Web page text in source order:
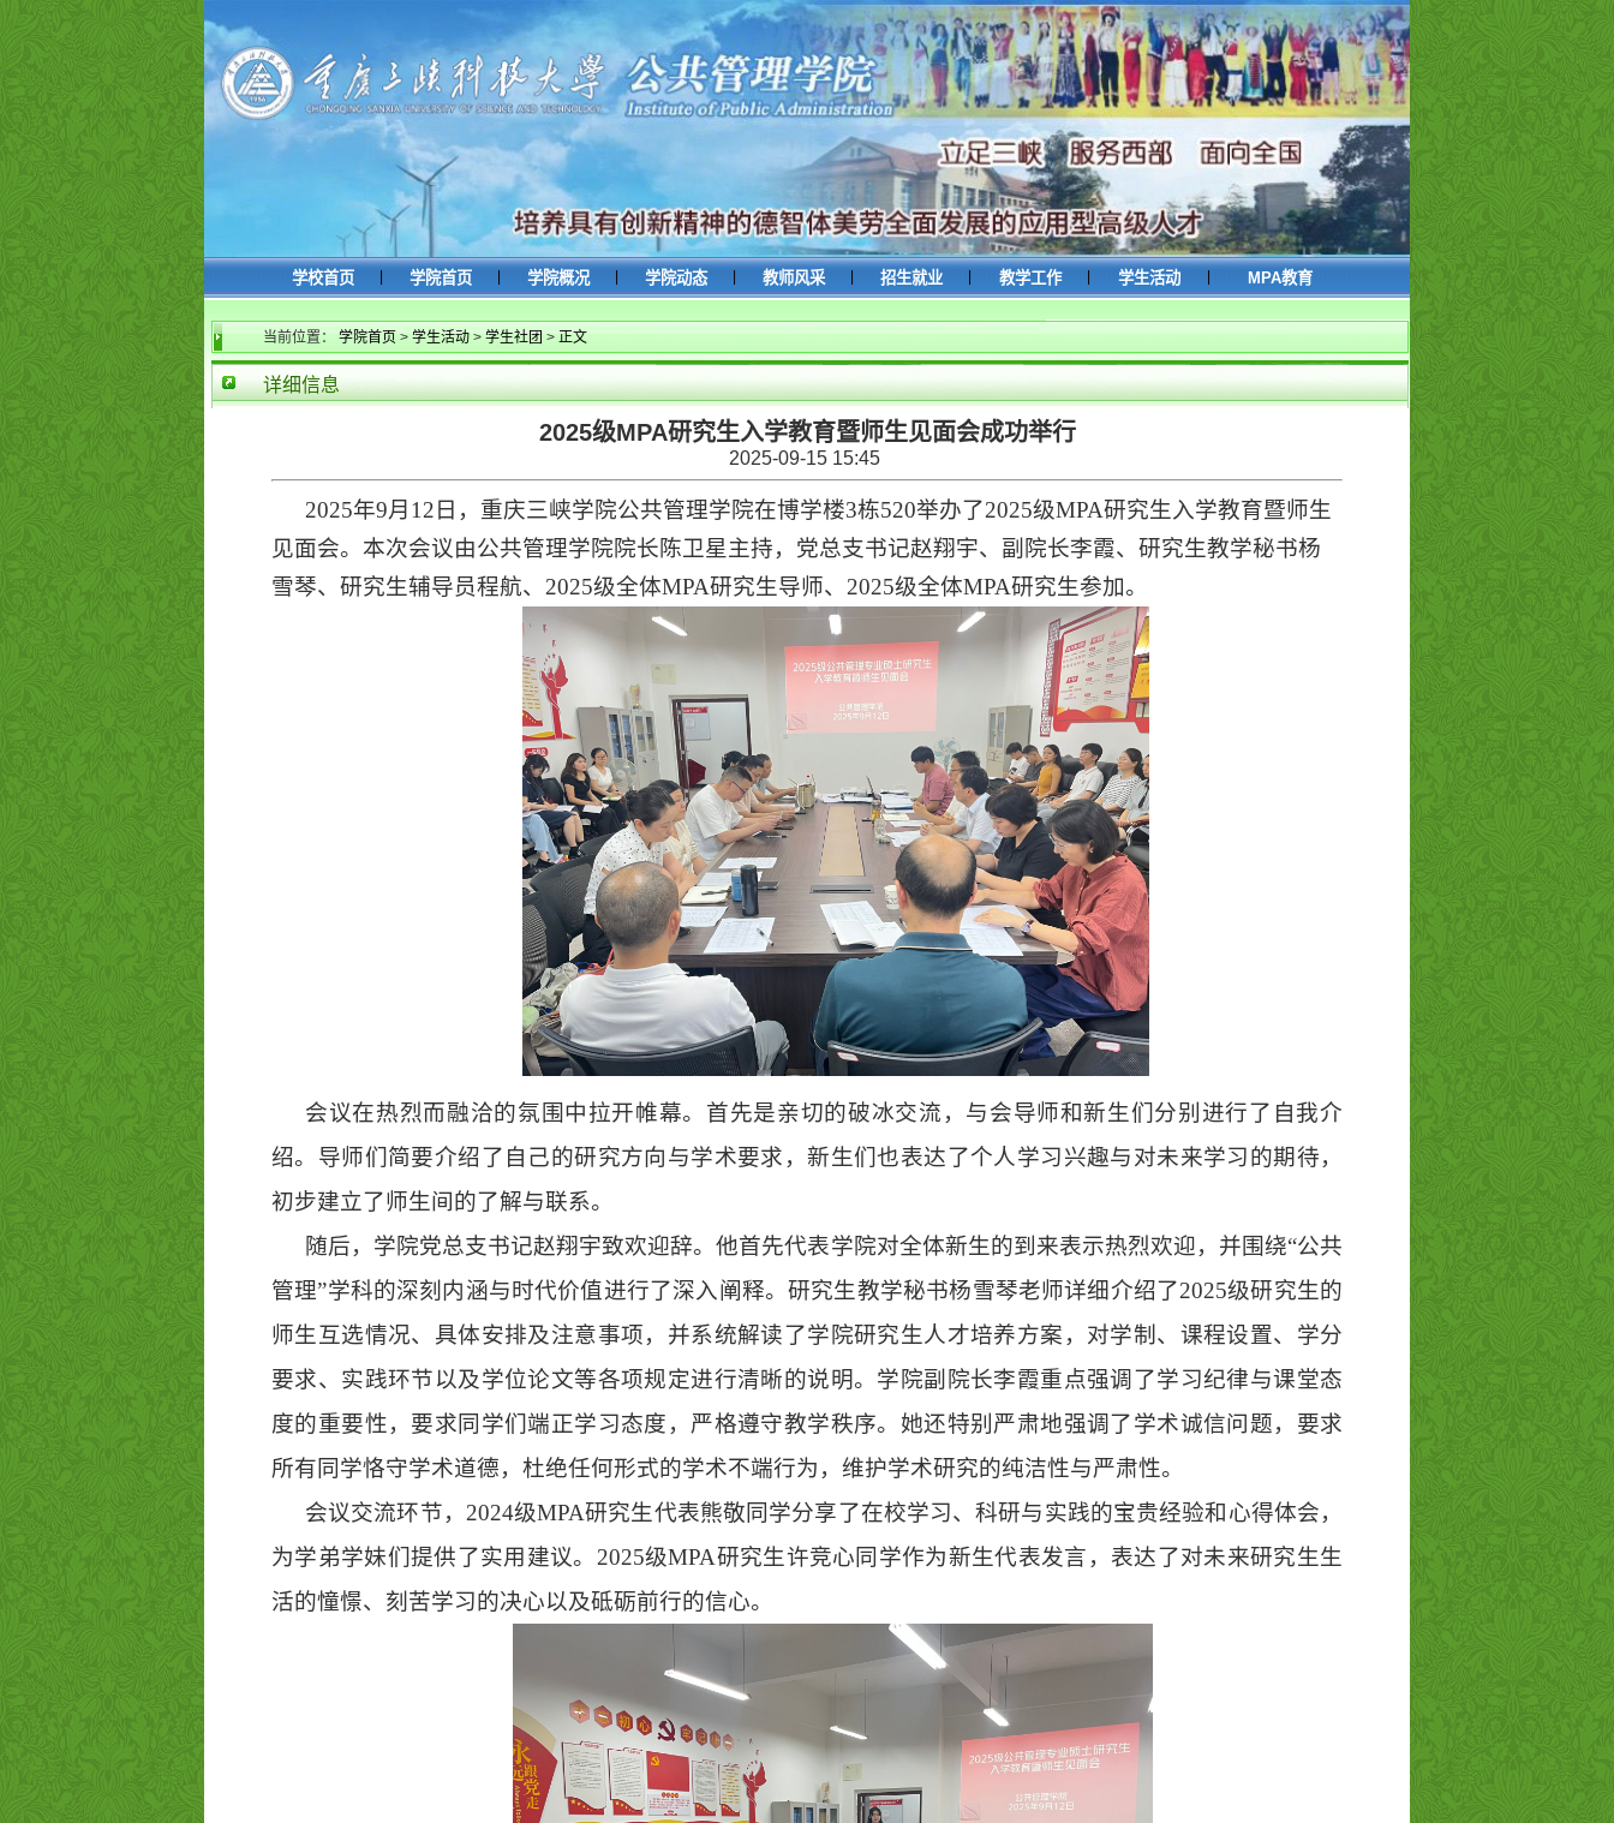
学校首页 学院首页 学院概况 学院动态 教师风采 招生就业 教学工作 学生活动 MPA教育
当前位置： 学院首页 > 学生活动 > 学生社团 > 正文
详细信息
2025级MPA研究生入学教育暨师生见面会成功举行
2025-09-15 15:45
2025年9月12日，重庆三峡学院公共管理学院在博学楼3栋520举办了2025级MPA研究生入学教育暨师生
见面会。本次会议由公共管理学院院长陈卫星主持，党总支书记赵翔宇、副院长李霞、研究生教学秘书杨
雪琴、研究生辅导员程航、2025级全体MPA研究生导师、2025级全体MPA研究生参加。
会议在热烈而融洽的氛围中拉开帷幕。首先是亲切的破冰交流，与会导师和新生们分别进行了自我介
绍。导师们简要介绍了自己的研究方向与学术要求，新生们也表达了个人学习兴趣与对未来学习的期待，
初步建立了师生间的了解与联系。
随后，学院党总支书记赵翔宇致欢迎辞。他首先代表学院对全体新生的到来表示热烈欢迎，并围绕“公共
管理”学科的深刻内涵与时代价值进行了深入阐释。研究生教学秘书杨雪琴老师详细介绍了2025级研究生的
师生互选情况、具体安排及注意事项，并系统解读了学院研究生人才培养方案，对学制、课程设置、学分
要求、实践环节以及学位论文等各项规定进行清晰的说明。学院副院长李霞重点强调了学习纪律与课堂态
度的重要性，要求同学们端正学习态度，严格遵守教学秩序。她还特别严肃地强调了学术诚信问题，要求
所有同学恪守学术道德，杜绝任何形式的学术不端行为，维护学术研究的纯洁性与严肃性。
会议交流环节，2024级MPA研究生代表熊敬同学分享了在校学习、科研与实践的宝贵经验和心得体会，
为学弟学妹们提供了实用建议。2025级MPA研究生许竞心同学作为新生代表发言，表达了对未来研究生生
活的憧憬、刻苦学习的决心以及砥砺前行的信心。